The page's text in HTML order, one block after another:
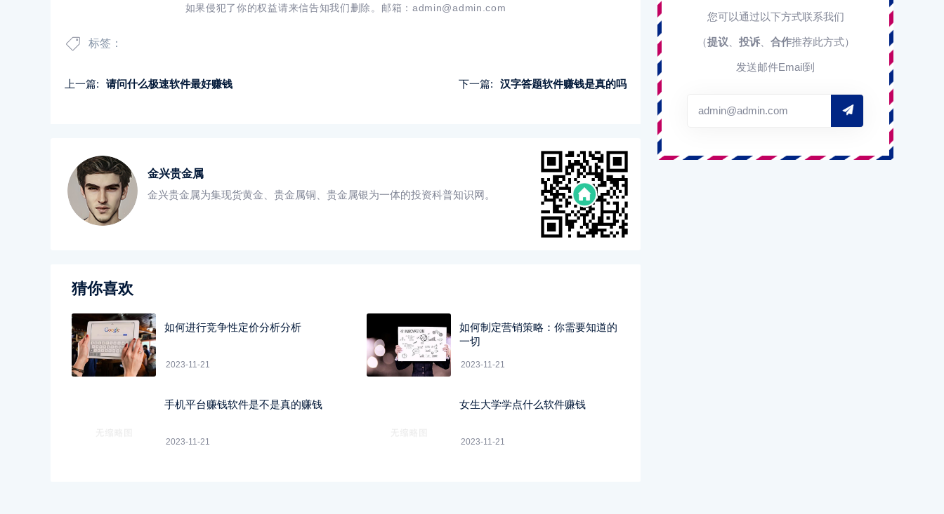
如果侵犯了你的权益请来信告知我们删除。邮箱：admin@admin.com
标签：
上一篇: 请问什么极速软件最好赚钱 下一篇: 汉字答题软件赚钱是真的吗
金兴贵金属
金兴贵金属为集现货黄金、贵金属铜、贵金属银为一体的投资科普知识网。
猜你喜欢
如何进行竞争性定价分析分析
2023-11-21
如何制定营销策略：你需要知道的
一切
2023-11-21
手机平台赚钱软件是不是真的赚钱
2023-11-21
女生大学学点什么软件赚钱
2023-11-21
您可以通过以下方式联系我们
（提议 投诉、 合作推荐此方式）
发送邮件Email到
admin@admin.com